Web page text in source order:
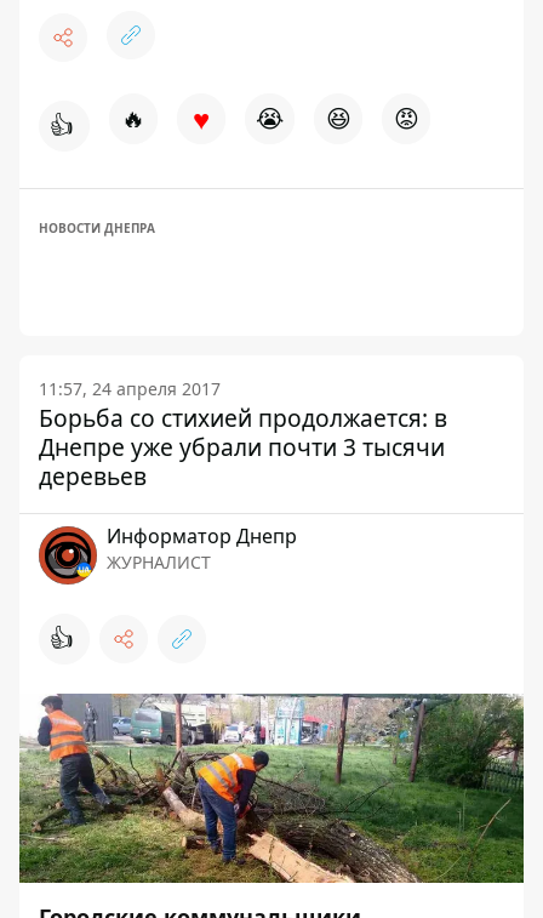
👍 🔥 ♥ 😭 😆 😡
НОВОСТИ ДНЕПРА
11:57, 24 апреля 2017
Борьба со стихией продолжается: в
Днепре уже убрали почти 3 тысячи
деревьев
Информатор Днепр
ЖУРНАЛИСТ
👍